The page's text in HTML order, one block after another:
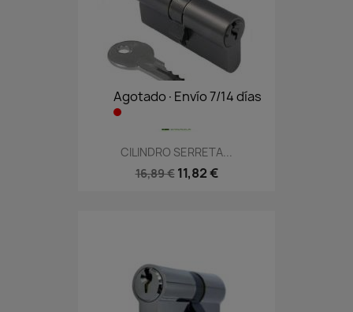
Agotado·Envío 7/14 días
CILINDRO SERRETA...
16,89 € 11,82 €